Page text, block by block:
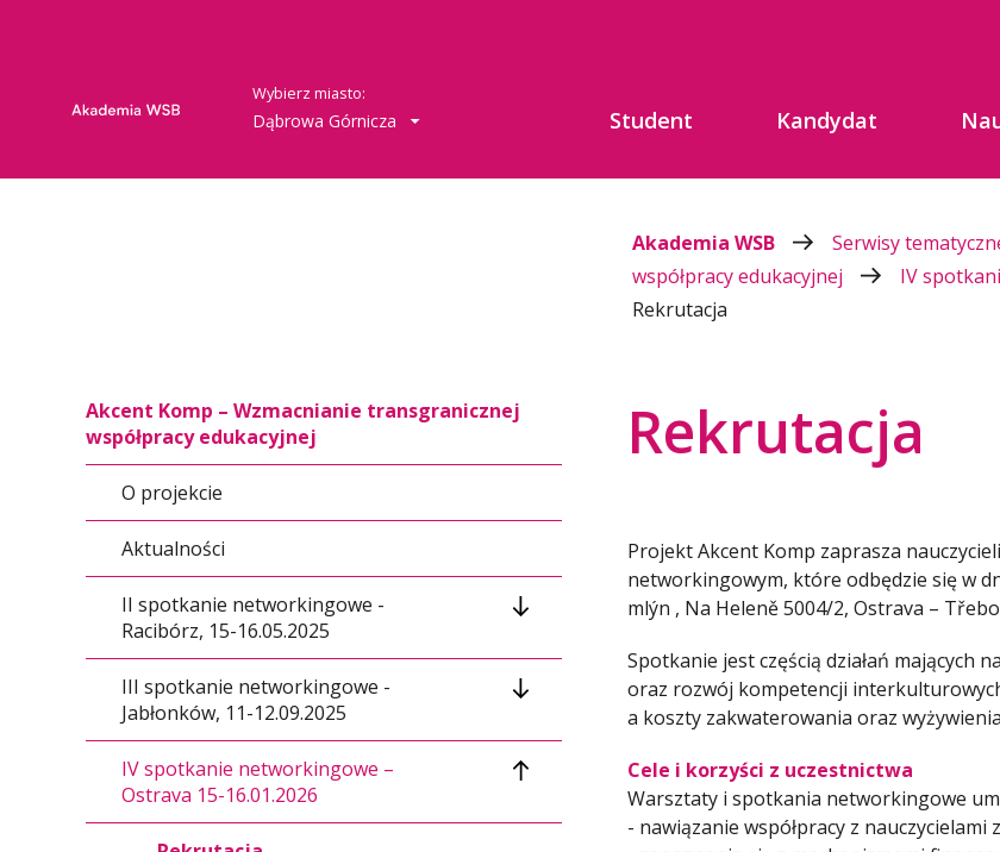
Wybierz miasto:
Dąbrowa Górnicza Student Kandydat
Akademia WSB Serwisy
współpracy edukacyjnej
IV
Rekrutacja
Akcent Komp – Wzmacnianie transgranicznej
współpracy edukacyjnej
O projekcie
Aktualności
II spotkanie networkingowe -
Racibórz, 15-16.05.2025
Rekrutacja
Relacja z wydarzenia
III spotkanie networkingowe -
Jabłonków, 11-12.09.2025
Rekrutacja
Relacja z wydarzenia
IV spotkanie networkingowe –
Ostrava 15-16.01.2026
Rekrutacja
Projekt Akcent Komp zaprasza
networkingowym, które odbędzie się w
mlýn , Na Heleně 5004/2, Ostrava –
Spotkanie jest częścią działań mających
oraz rozwój kompetencji
a koszty zakwaterowania oraz
Cele i korzyści z uczestnictwa
Warsztaty i spotkania networkingowe
- nawiązanie współpracy z nauczycielami